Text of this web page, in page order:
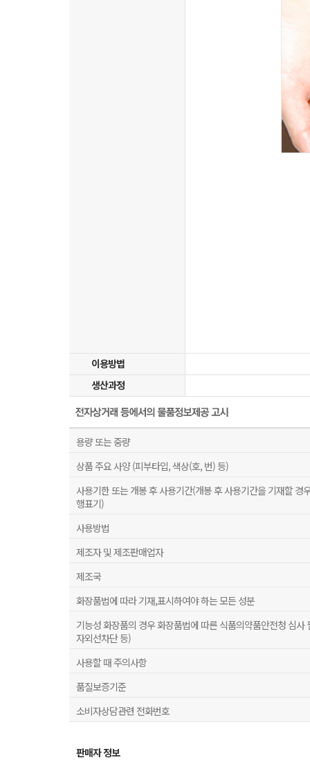
이용방법
생산과정
용량 또는 중량
상품 주요 사양 (피부타입, 색상(호, 번) 등)
사용기한 또는 개봉 후 사용기간(개봉 후 사용기간을 기재할 경
행표기)
사용방법
제조자 및 제조판매업자
제조국
화장품법에 따라 기재,표시하여야 하는 모든 성분
기능성 화장품의 경우 화장품법에 따른 식품의약품안전청 심사
자외선차단 등)
사용할 때 주의사항
품질보증기준
소비자상담관련 전화번호
판매자 정보